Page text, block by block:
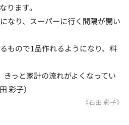
ります。
なり、スーパーに行く間隔が開い
もので1品作れるようになり、料
っと家計の流れがよくなってい
彩子）
《石田 彩子》